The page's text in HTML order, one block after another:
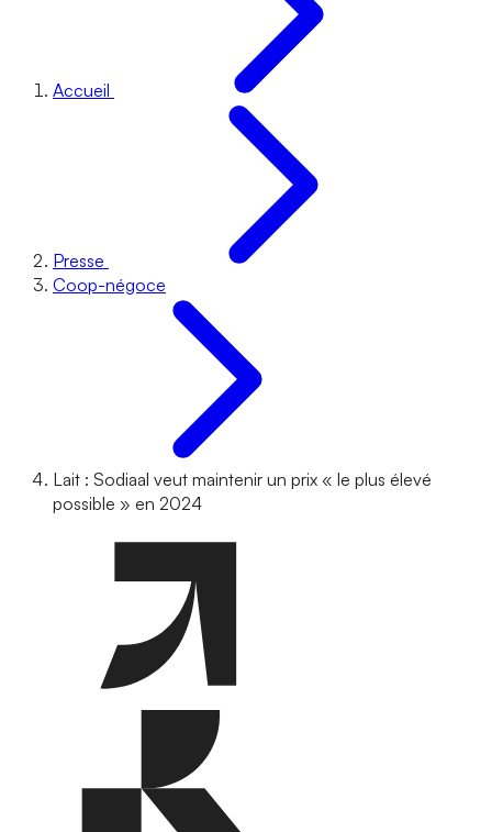
Accueil
Presse
Coop-négoce
Lait : Sodiaal veut maintenir un prix « le plus élevé
possible » en 2024